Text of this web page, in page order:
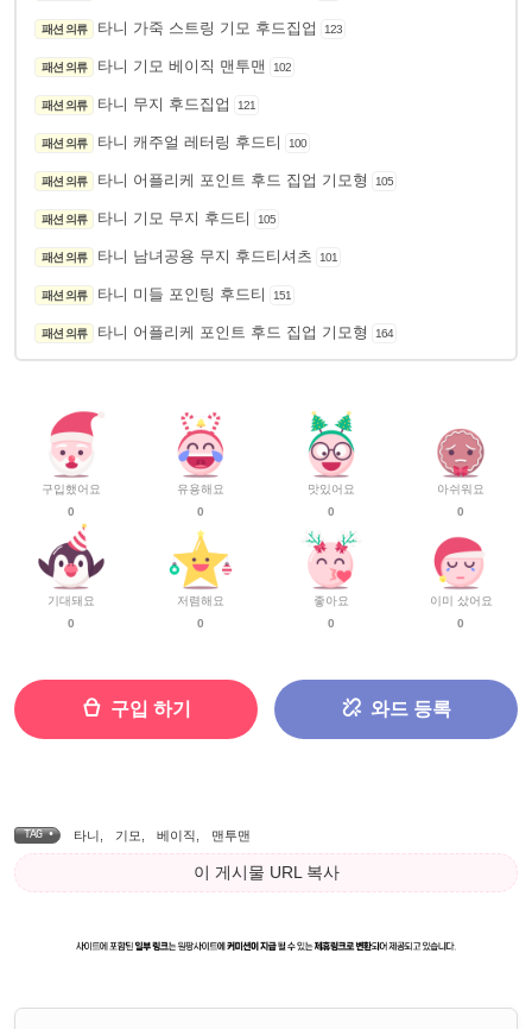
패션 의류 타니 가죽 스트링 기모 후드집업 123
패션 의류 타니 기모 베이직 맨투맨 102
패션 의류 타니 무지 후드집업 121
패션 의류 타니 캐주얼 레터링 후드티 100
패션 의류 타니 어플리케 포인트 후드 집업 기모형 105
패션 의류 타니 기모 무지 후드티 105
패션 의류 타니 남녀공용 무지 후드티셔츠 101
패션 의류 타니 미들 포인팅 후드티 151
패션 의류 타니 어플리케 포인트 후드 집업 기모형 164
구입했어요
0
기대돼요
0
유용해요
0
저렴해요
0
맛있어요
0
좋아요
0
아쉬워요
0
이미 샀어요
0
구입 하기 와드 등록
TAG • 타니 기모 베이직 맨투맨
이 게시물 URL 복사